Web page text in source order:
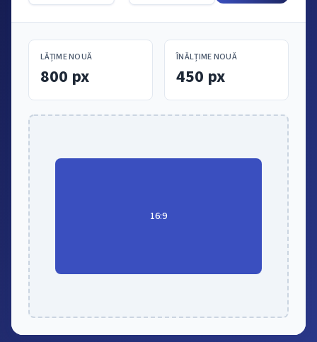
LĂȚIME NOUĂ
800 px
ÎNĂLȚIME NOUĂ
450 px
16:9